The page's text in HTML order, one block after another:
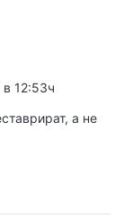
12:53ч
а не